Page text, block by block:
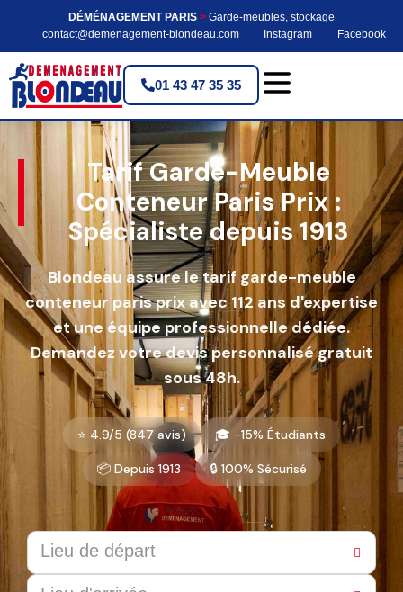
DÉMÉNAGEMENT PARIS > Garde-meubles, stockage
contact@demenagement-blondeau.com
Instagram Facebook
01 43 47 35 35
Tarif Garde-Meuble
Conteneur Paris Prix :
Spécialiste depuis 1913
Blondeau assure le tarif garde-meuble
conteneur paris prix avec 112 ans d'expertise
et une équipe professionnelle dédiée.
Demandez votre devis personnalisé gratuit
sous 48h.
⭐ 4.9/5 (847 avis) 🎓 -15% Étudiants
📦 Depuis 1913 🔒 100% Sécurisé